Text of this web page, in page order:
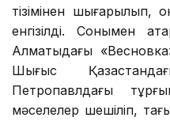
тізімінен шығарылып,
енгізілді. Сонымен
Алматыдағы
Шығыс
Петропавлдағы
мәселелер шешіліп,